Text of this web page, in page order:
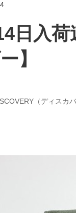
日入荷
】
（ディスカ